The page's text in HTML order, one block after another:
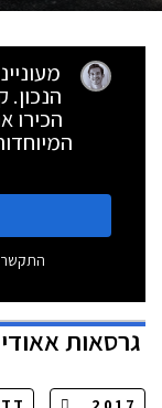
הנכון.
הכירו
גרסאותאאודי TT קופה